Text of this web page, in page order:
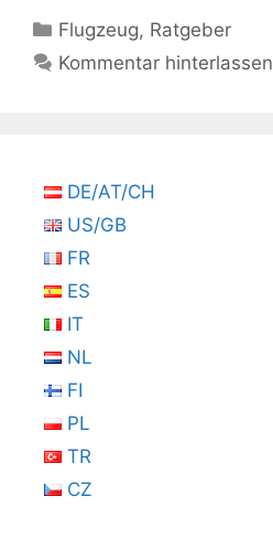
Kategorien
Flugzeug, Ratgeber
Kommentar hinterlassen
DE/AT/CH
US/GB
FR
ES
IT
NL
FI
PL
TR
CZ